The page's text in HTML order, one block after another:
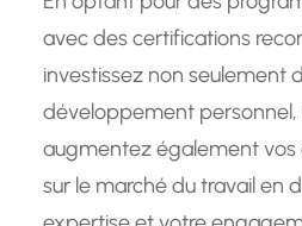
avec des certifications
investissez non seulement
développement personnel,
augmentez également vos
sur le marché du travail en